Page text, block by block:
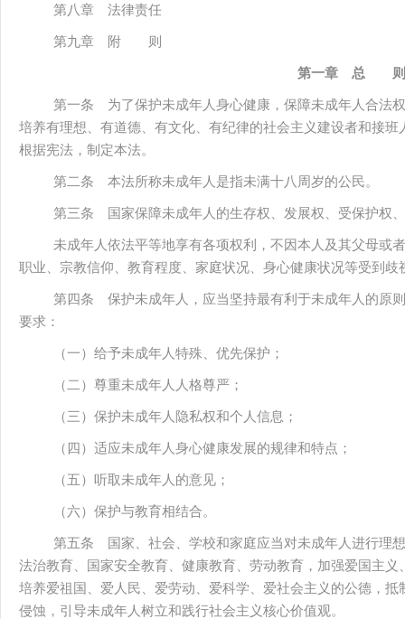
第八章 法律责任
第九章 附 则
第一章 总
第一条 为了保护未成年人身心健康，保障未成年人合法
培养有理想、有道德、有文化、有纪律的社会主义建设者和接
根据宪法，制定本法。
第二条 本法所称未成年人是指未满十八周岁的公民。
第三条 国家保障未成年人的生存权、发展权、受保护权
未成年人依法平等地享有各项权利，不因本人及其父母或
职业、宗教信仰、教育程度、家庭状况、身心健康状况等受到歧
第四条 保护未成年人，应当坚持最有利于未成年人的原
要求：
（一）给予未成年人特殊、优先保护；
（二）尊重未成年人人格尊严；
（三）保护未成年人隐私权和个人信息；
（四）适应未成年人身心健康发展的规律和特点；
（五）听取未成年人的意见；
（六）保护与教育相结合。
第五条 国家、社会、学校和家庭应当对未成年人进行理
法治教育、国家安全教育、健康教育、劳动教育，加强爱国主
培养爱祖国、爱人民、爱劳动、爱科学、爱社会主义的公德，
侵蚀，引导未成年人树立和践行社会主义核心价值观。